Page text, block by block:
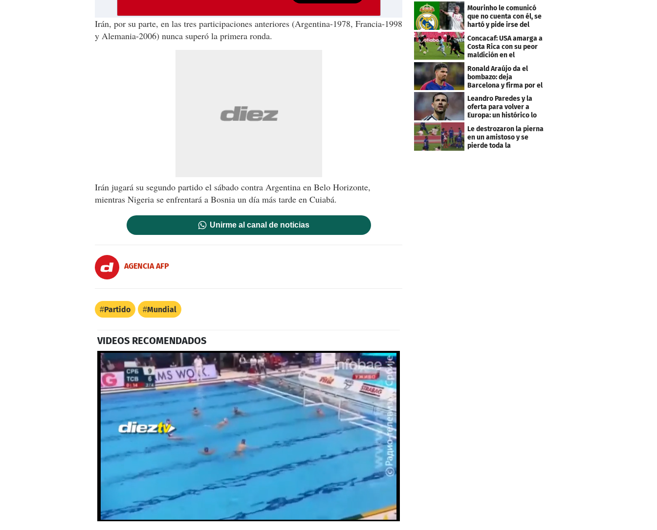
Irán, por su parte, en las tres participaciones anteriores (Argentina-1978, Francia-1998
y Alemania-2006) nunca superó la primera ronda.
Irán jugará su segundo partido el sábado contra Argentina en Belo Horizonte,
mientras Nigeria se enfrentará a Bosnia un día más tarde en Cuiabá.
Unirme al canal de noticias
AGENCIA AFP
Partido Mundial
VIDEOS RECOMENDADOS
Mourinho le comunicó
que no cuenta con él, se
hartó y pide irse del
Concacaf: USA amarga a
Costa Rica con su peor
maldición en el
premundial Sub-20
Ronald Araújo da el
bombazo: deja
Barcelona y firma por el
club menos pensado
Leandro Paredes y la
oferta para volver a
Europa: un histórico lo
Le destrozaron la pierna
en un amistoso y se
pierde toda la